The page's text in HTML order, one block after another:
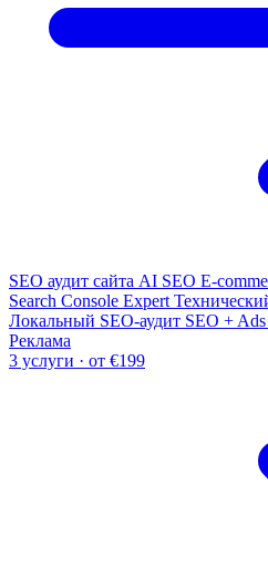
SEO аудит сайта AI SEO E-
Search Console Expert
Локальный SEO-аудит SEO + Ads
Реклама
3 услуги · от €199